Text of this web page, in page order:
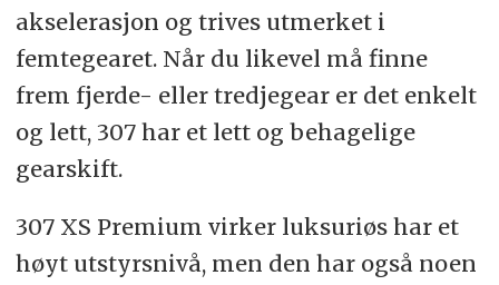
akselerasjon og trives utmerket i
femtegearet. Når du likevel må finne
frem fjerde- eller tredjegear er det enkelt
og lett, 307 har et lett og behagelige
gearskift.
307 XS Premium virker luksuriøs har et
høyt utstyrsnivå, men den har også noen